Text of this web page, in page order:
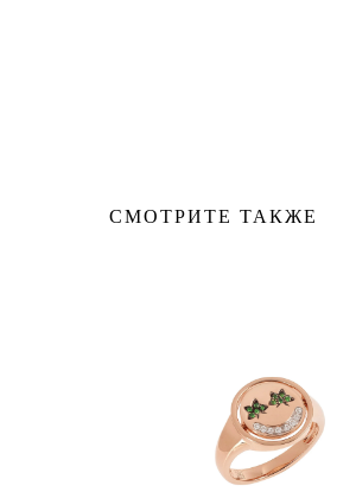
СМОТРИТЕ ТАКЖЕ